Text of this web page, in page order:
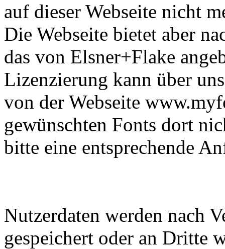
auf dieser Webseite nicht
Die Webseite bietet aber
das von Elsner+Flake
Lizenzierung kann über
von der Webseite
gewünschten Fonts dort
bitte eine entsprechende
Nutzerdaten werden nach
gespeichert oder an Dritte